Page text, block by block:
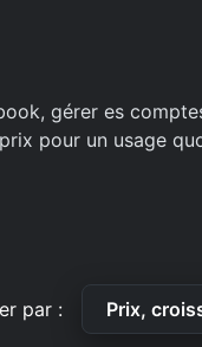
gérer es
pour un usage
par : Prix,